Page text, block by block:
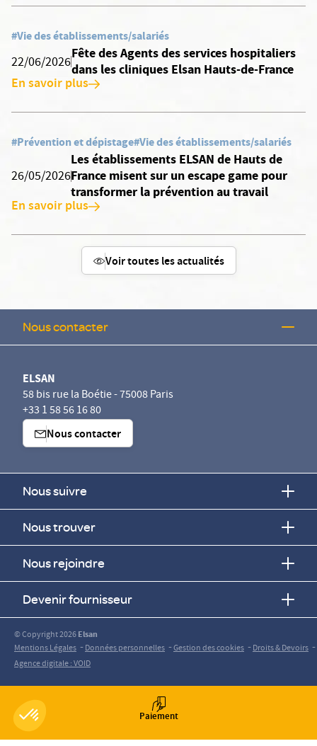
Paiement
#Vie des établissements/salariés
22/06/2026
Fête des Agents des services hospitaliers
dans les cliniques Elsan Hauts-de-France
En savoir plus
#Prévention et dépistage#Vie des établissements/salariés
26/05/2026
Les établissements ELSAN de Hauts de
France misent sur un escape game pour
transformer la prévention au travail
En savoir plus
Voir toutes les actualités
Nous contacter
ELSAN
58 bis rue la Boétie - 75008 Paris
+33 1 58 56 16 80
Nous contacter
Nous suivre
Nous trouver
Nous rejoindre
Devenir fournisseur
© Copyright 2026Elsan
Mentions Légales -Données personnelles -Gestion des cookies -Droits & Devoirs -
Agence digitale : VOID